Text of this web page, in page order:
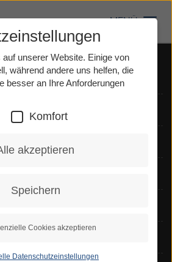
MENÜ
unserer Website. Einige von
während andere uns helfen, die
besser an Ihre Anforderungen
Komfort
akzeptieren
Speichern
Cookies akzeptieren
Datenschutzeinstellungen